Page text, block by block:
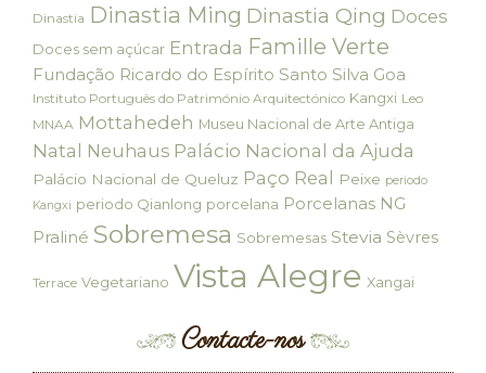
Dinastia Dinastia Ming Dinastia Qing Doces
Doces sem açúcar Entrada Famille Verte
Fundação Ricardo do Espírito Santo Silva Goa
Instituto Português do Património Arquitectónico Kangxi Leo
MNAA Mottahedeh Museu Nacional de Arte Antiga
Natal Neuhaus Palácio Nacional da Ajuda
Palácio Nacional de Queluz Paço Real Peixe periodo
Kangxi periodo Qianlong porcelana Porcelanas NG
Praliné Sobremesa Sobremesas Stevia Sèvres
Terrace Vegetariano Vista Alegre Xangai
Contacte-nos